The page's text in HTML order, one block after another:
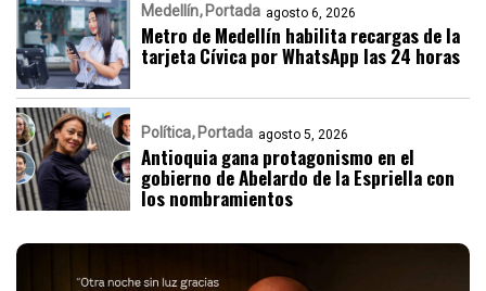
Medellín Portada agosto 6, 2026
Metro de Medellín habilita recargas de la
tarjeta Cívica por WhatsApp las 24 horas
Política Portada agosto 5, 2026
Antioquia gana protagonismo en el
gobierno de Abelardo de la Espriella con
los nombramientos